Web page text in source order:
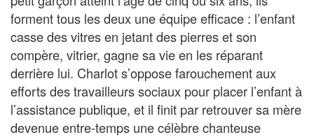
forment tous les deux une équipe efficace : l’enfant
casse des vitres en jetant des pierres et son
compère, vitrier, gagne sa vie en les réparant
derrière lui. Charlot s’oppose farouchement aux
efforts des travailleurs sociaux pour placer l’enfant à
l’assistance publique, et il finit par retrouver sa mère
devenue entre-temps une célèbre chanteuse